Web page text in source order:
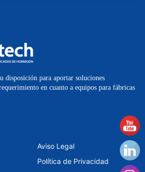
disposición para aportar soluciones
en cuanto a equipos para fábricas
Aviso Legal
Política de Privacidad